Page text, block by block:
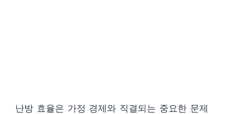
난방 효율은 가정 경제와 직결되는 중요한 문제